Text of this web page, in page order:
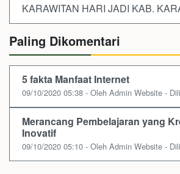
KARAWITAN HARI JADI KAB.
Paling Dikomentari
5 fakta Manfaat Internet
09/10/2020 05:38 - Oleh Admin Website -
Merancang Pembelajaran yang
Inovatif
09/10/2020 05:10 - Oleh Admin Website -